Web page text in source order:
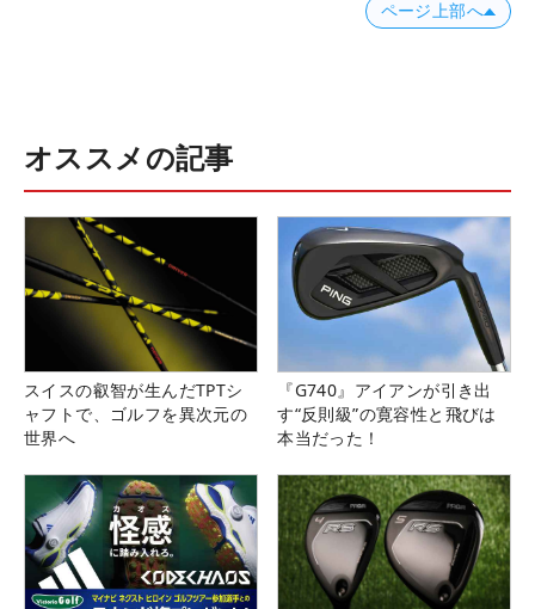
ページ上部へ
オススメの記事
スイスの叡智が生んだTPTシ
ャフトで、ゴルフを異次元の
世界へ
『G740』アイアンが引き出
す“反則級”の寛容性と飛びは
本当だった！